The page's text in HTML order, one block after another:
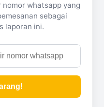
whatsapp yang
sebagai
laporan ini.